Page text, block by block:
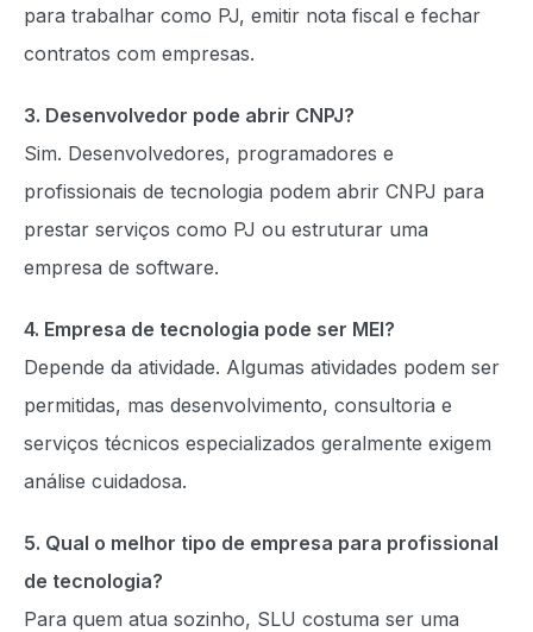
para trabalhar como PJ, emitir nota fiscal e fechar
contratos com empresas.
3. Desenvolvedor pode abrir CNPJ?
Sim. Desenvolvedores, programadores e
profissionais de tecnologia podem abrir CNPJ para
prestar serviços como PJ ou estruturar uma
empresa de software.
4. Empresa de tecnologia pode ser MEI?
Depende da atividade. Algumas atividades podem ser
permitidas, mas desenvolvimento, consultoria e
serviços técnicos especializados geralmente exigem
análise cuidadosa.
5. Qual o melhor tipo de empresa para profissional
de tecnologia?
Para quem atua sozinho, SLU costuma ser uma